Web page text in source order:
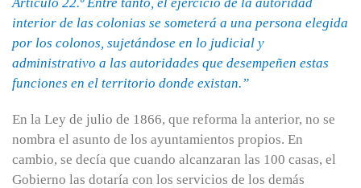
interior de las colonias se someterá a una persona elegida
por los colonos, sujetándose en lo judicial y
administrativo a las autoridades que desempeñen estas
funciones en el territorio donde existan.”
En la Ley de julio de 1866, que reforma la anterior, no se
nombra el asunto de los ayuntamientos propios. En
cambio, se decía que cuando alcanzaran las 100 casas, el
Gobierno las dotaría con los servicios de los demás